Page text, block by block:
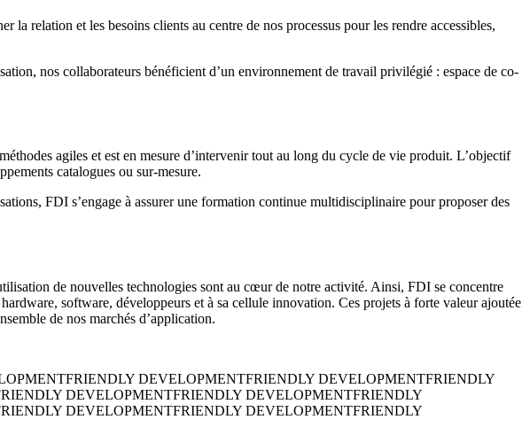
relation et les besoins clients au centre de nos processus pour les rendre accessibles,
nos collaborateurs bénéficient d’un environnement de travail privilégié : espace de co-
agiles et est en mesure d’intervenir tout au long du cycle de vie produit. L’objectif
catalogues ou sur-mesure.
FDI s’engage à assurer une formation continue multidisciplinaire pour proposer des
de nouvelles technologies sont au cœur de notre activité. Ainsi, FDI se concentre
software, développeurs et à sa cellule innovation. Ces projets à forte valeur ajoutée
de nos marchés d’application.
FRIENDLY DEVELOPMENTFRIENDLY DEVELOPMENTFRIENDLY
DEVELOPMENTFRIENDLY DEVELOPMENTFRIENDLY
DEVELOPMENTFRIENDLY DEVELOPMENTFRIENDLY